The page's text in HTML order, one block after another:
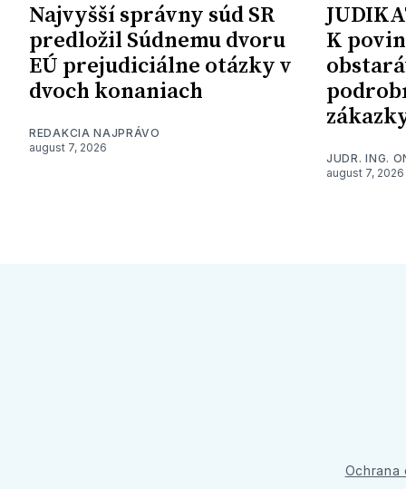
Najvyšší správny súd SR
predložil Súdnemu dvoru
EÚ prejudiciálne otázky v
dvoch konaniach
REDAKCIA NAJPRÁVO
august 7, 2026
K
JUDR. ING.
august 7, 2026
Ochrana